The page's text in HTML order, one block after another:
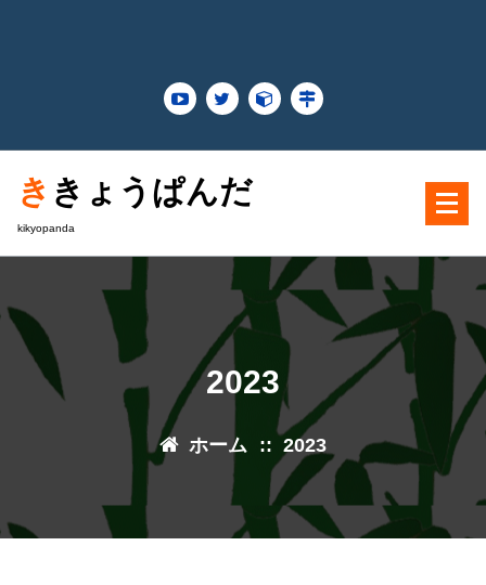
に
プ
ききょうぱんだ
kikyopanda
2023
ホーム :: 2023